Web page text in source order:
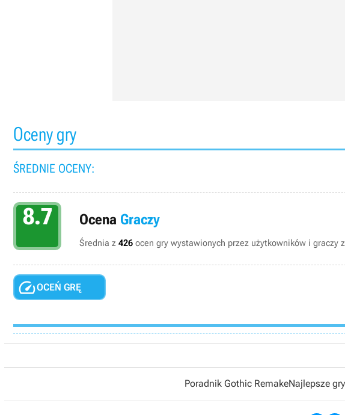
Oceny gry
ŚREDNIE OCENY:
8.7 Ocena Graczy
Średnia z 426 ocen gry wystawionych przez użytkowników i graczy
OCEŃ GRĘ
Poradnik Gothic RemakeNajlepsze